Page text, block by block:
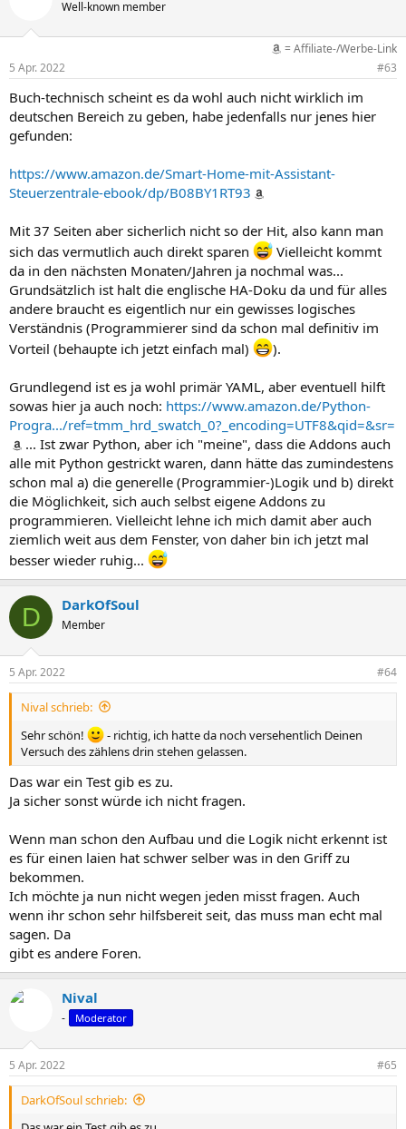
Well-known member
= Affiliate-/Werbe-Link
5 Apr. 2022
#63
Buch-technisch scheint es da wohl auch nicht wirklich im
deutschen Bereich zu geben, habe jedenfalls nur jenes hier
gefunden:
https://www.amazon.de/Smart-Home-mit-Assistant-
Steuerzentrale-ebook/dp/B08BY1RT93
Mit 37 Seiten aber sicherlich nicht so der Hit, also kann man
sich das vermutlich auch direkt sparen
Vielleicht kommt
da in den nächsten Monaten/Jahren ja nochmal was...
Grundsätzlich ist halt die englische HA-Doku da und für alles
andere braucht es eigentlich nur ein gewisses logisches
Verständnis (Programmierer sind da schon mal definitiv im
Vorteil (behaupte ich jetzt einfach mal)
).
Grundlegend ist es ja wohl primär YAML, aber eventuell hilft
sowas hier ja auch noch: https://www.amazon.de/Python-
Progra.../ref=tmm_hrd_swatch_0?_encoding=UTF8&qid=&sr=
... Ist zwar Python, aber ich "meine", dass die Addons auch
alle mit Python gestrickt waren, dann hätte das zumindestens
schon mal a) die generelle (Programmier-)Logik und b) direkt
die Möglichkeit, sich auch selbst eigene Addons zu
programmieren. Vielleicht lehne ich mich damit aber auch
ziemlich weit aus dem Fenster, von daher bin ich jetzt mal
besser wieder ruhig...
D DarkOfSoul
Member
5 Apr. 2022 #64
Nival schrieb:
Sehr schön!
- richtig, ich hatte da noch versehentlich Deinen
Versuch des zählens drin stehen gelassen.
Das war ein Test gib es zu.
Ja sicher sonst würde ich nicht fragen.
Wenn man schon den Aufbau und die Logik nicht erkennt ist
es für einen laien hat schwer selber was in den Griff zu
bekommen.
Ich möchte ja nun nicht wegen jeden misst fragen. Auch
wenn ihr schon sehr hilfsbereit seit, das muss man echt mal
sagen. Da
gibt es andere Foren.
Nival
- Moderator
5 Apr. 2022 #65
DarkOfSoul schrieb: